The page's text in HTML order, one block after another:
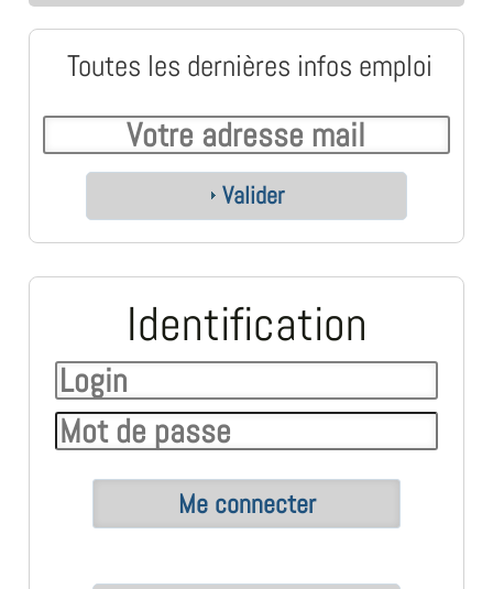
Toutes les dernières infos emploi
Valider
Identification